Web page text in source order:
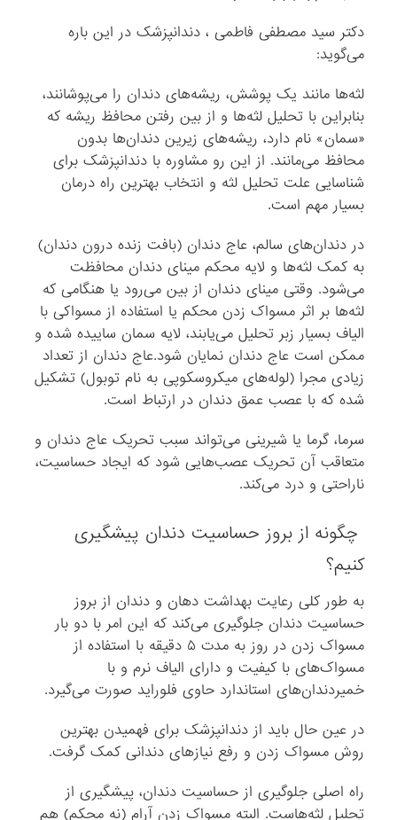
دکتر سید مصطفی فاطمی ، دندانپزشک در این باره
می‌گوید:
لثه‌ها مانند یک پوشش، ریشه‌های دندان را می‌پوشانند،
بنابراین با تحلیل لثه‌ها و از بین رفتن محافظ ریشه که
«سمان» نام دارد، ریشه‌های زیرین دندان‌ها بدون
محافظ می‌مانند. از این رو مشاوره با دندانپزشک برای
شناسایی علت تحلیل لثه و انتخاب بهترین راه درمان
بسیار مهم است.
در دندان‌های سالم، عاج دندان (بافت ‌زنده درون دندان)
به کمک لثه‌ها و لایه محکم مینای دندان محافظت
می‌شود. وقتی مینای دندان از بین می‌رود یا هنگامی که
لثه‌ها بر اثر مسواک زدن محکم یا استفاده از مسواکی با
الیاف بسیار زبر تحلیل می‌یابند، لایه سمان ساییده شده و
ممکن است عاج دندان نمایان شود.عاج دندان از تعداد
زیادی مجرا (لوله‌های میکروسکوپی به نام توبول) تشکیل
شده که با عصب عمق دندان در ارتباط است.
سرما، گرما یا شیرینی می‌تواند سبب تحریک عاج دندان و
متعاقب آن تحریک عصب‌هایی شود که ایجاد حساسیت،
ناراحتی و درد می‌کند.
چگونه از بروز حساسیت دندان پیشگیری
کنیم؟
به طور کلی رعایت بهداشت دهان و دندان از بروز
حساسیت دندان جلوگیری می‌کند که این امر با دو بار
مسواک زدن در روز به مدت ۵ دقیقه با استفاده از
مسواک‌های با کیفیت و دارای الیاف نرم و با
خمیردندان‌های استاندارد حاوی فلوراید صورت می‌گیرد.
در عین حال باید از دندانپزشک برای فهمیدن بهترین
روش مسواک زدن و رفع نیازهای دندانی کمک گرفت.
راه اصلی جلوگیری از حساسیت دندان، پیشگیری از
تحلیل لثه‌هاست. البته مسواک زدن آرام (نه محکم) هم